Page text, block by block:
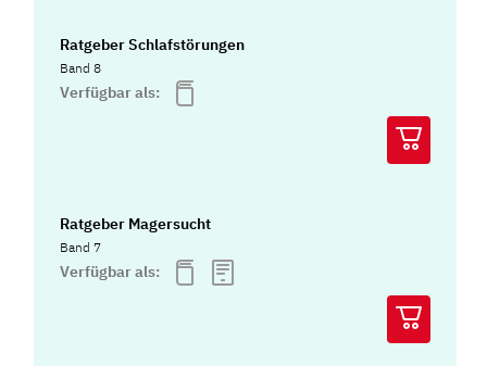
Ratgeber Schlafstörungen
Band 8
Verfügbar als:
Ratgeber Magersucht
Band 7
Verfügbar als: